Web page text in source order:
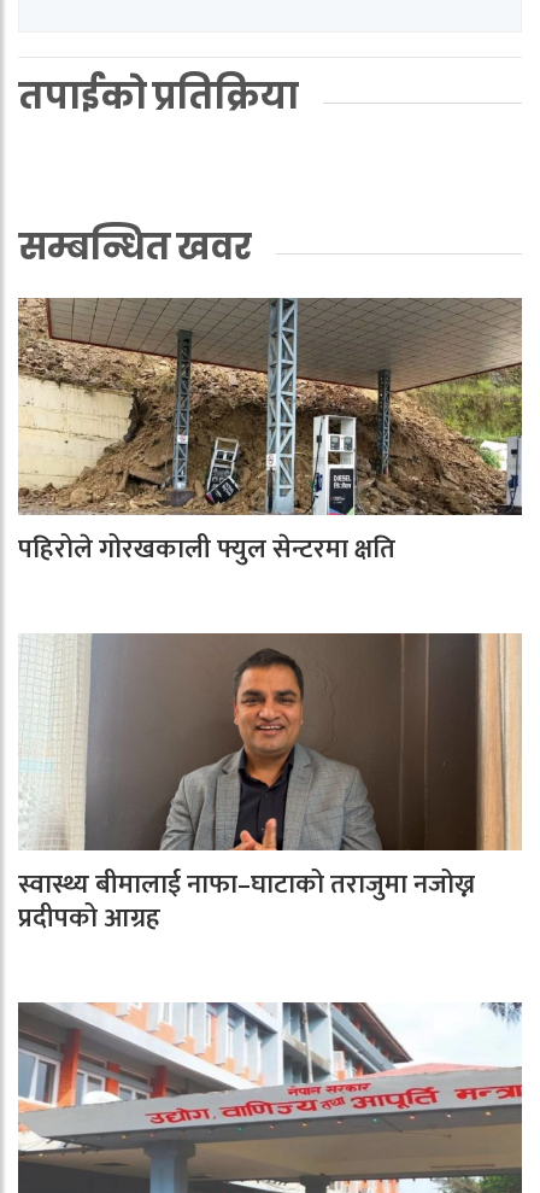
तपाईको प्रतिक्रिया
सम्बन्धित खवर
पहिरोले गोरखकाली फ्युल सेन्टरमा क्षति
स्वास्थ्य बीमालाई नाफा–घाटाको तराजुमा नजोख्न
प्रदीपको आग्रह